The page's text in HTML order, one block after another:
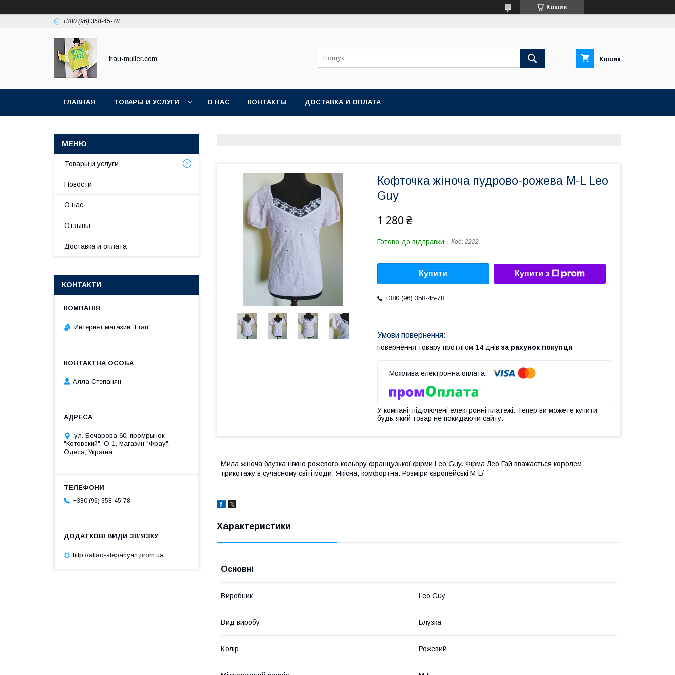
Кошик
+380 (96) 358-45-78
frau-muller.com Кошик
ГЛАВНАЯ ТОВАРЫ И УСЛУГИ О НАС КОНТАКТЫ ДОСТАВКА И ОПЛАТА
Кофточка жіноча пудрово-рожева M-L Leo
Guy
1 280 ₴
Готово до відправки Код: 2222
Купити Купити з
+380 (96) 358-45-78
повернення товару протягом 14 днів за рахунок покупця
У компанії підключені електронні платежі. Тепер ви можете купити
будь-який товар не покидаючи сайту.
Мила жіноча блузка ніжно рожевого кольору французької фірми Leo Guy. Фірма Лео Гай вважається королем
трикотажу в сучасному світі моди. Якісна, комфортна. Розміри європейські M-L/
Характеристики
Основні
Виробник Leo Guy
Вид виробу Блузка
Колір Рожевий
Товары и услуги
Новости
О нас
Отзывы
Доставка и оплата
КОНТАКТИ
Интернет магазин "Frau"
Алла Степанян
ул. Бочарова 60, промрынок
"Котовский", О-1, магазин "Фрау",
Одеса, Україна
+380 (96) 358-45-78
http://allaq-stepanyan.prom.ua